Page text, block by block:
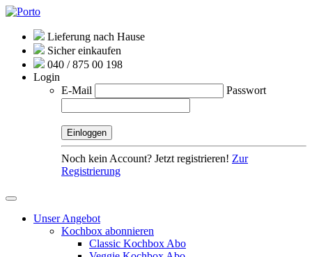
Lieferung nach Hause
Sicher einkaufen
040 / 875 00 198
Login
E-Mail
Passwort
Noch kein Account? Jetzt registrieren! Zur
Registrierung
Unser Angebot
Kochbox abonnieren
Classic Kochbox Abo